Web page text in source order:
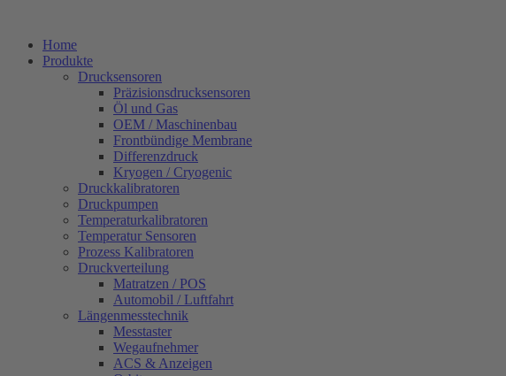
springenHome
Produkte
Drucksensoren
Präzisionsdrucksensoren
Öl und Gas
OEM / Maschinenbau
Frontbündige Membrane
Differenzdruck
Kryogen / Cryogenic
Druckkalibratoren
Druckpumpen
Temperaturkalibratoren
Temperatur Sensoren
Prozess Kalibratoren
Druckverteilung
Matratzen / POS
Automobil / Luftfahrt
Längenmesstechnik
Messtaster
Wegaufnehmer
ACS & Anzeigen